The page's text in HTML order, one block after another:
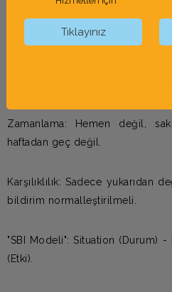
Prof. Mary Shapiro'nun
prensibe dayanır:
Zamanlama: Hemen değil,
haftadan geç değil.
Karşılıklılık: Sadece yukarıdan
bildirim normalleştirilmeli.
"SBI Modeli": Situation (Durum) -
(Etki).
Tıklayınız